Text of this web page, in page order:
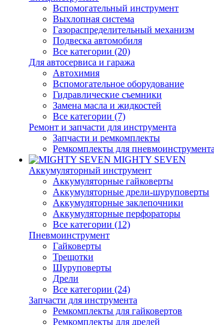
Вспомогательный инструмент
Выхлопная система
Газораспределительный механизм
Подвеска автомобиля
Все категории (20)
Для автосервиса и гаража
Автохимия
Вспомогательное оборудование
Гидравлические съемники
Замена масла и жидкостей
Все категории (7)
Ремонт и запчасти для инструмента
Запчасти и ремкомплекты
Ремкомплекты для пневмоинструмента
MIGHTY SEVEN
Аккумуляторный инструмент
Аккумуляторные гайковерты
Аккумуляторные дрели-шуруповерты
Аккумуляторные заклепочники
Аккумуляторные перфораторы
Все категории (12)
Пневмоинструмент
Гайковерты
Трещотки
Шуруповерты
Дрели
Все категории (24)
Запчасти для инструмента
Ремкомплекты для гайковертов
Ремкомплекты для дрелей